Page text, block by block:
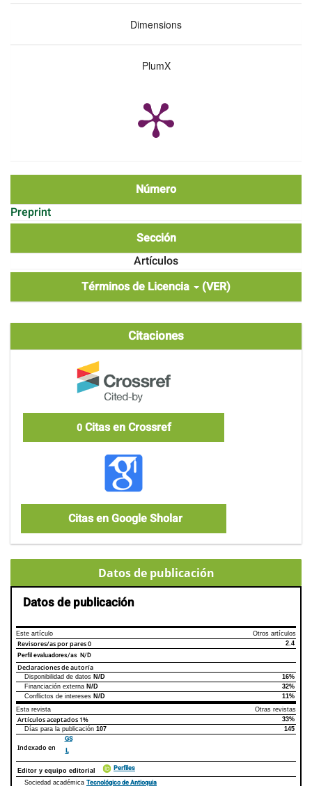
Dimensions
PlumX
Número
Preprint
Sección
Artículos
Términos de Licencia
(VER)
Citaciones
0Citas en Crossref
Citas en Google Sholar
Datos de publicación
Datos de publicación
Este artículo Otros artículos
Revisores/as por pares0 2.4
Perfil evaluadores/as N/D
Declaraciones de autoría
Declaraciones de autoríaEste artículo
Disponibilidad de datos N/D
16%
Financiación externa N/D
32%
Conflictos de intereses N/D
11%
Esta revista
Otras revistas
Artículos aceptados 1%
33%
Días para la publicación 107 145
Indexado en
GS
L
Editor y equipo editorial Perfiles
Sociedad académica Tecnológico de Antioquia